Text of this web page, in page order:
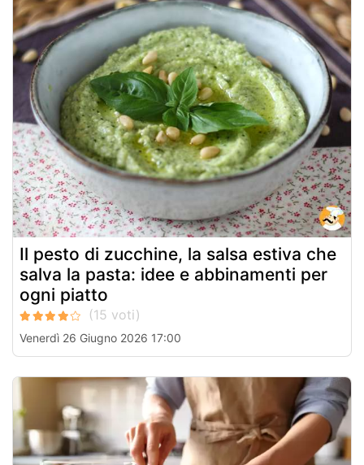
Il pesto di zucchine, la salsa estiva che
salva la pasta: idee e abbinamenti per
ogni piatto
Venerdì 26 Giugno 2026 17:00